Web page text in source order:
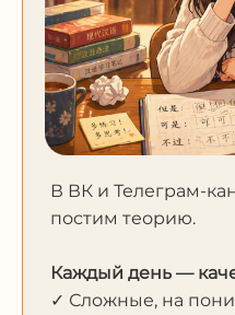
В ВК и Телеграм-
постим теорию.
Каждый день —
✓ Сложные, на